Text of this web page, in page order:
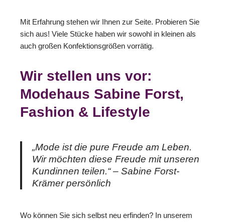
Mit Erfahrung stehen wir Ihnen zur Seite. Probieren Sie
sich aus! Viele Stücke haben wir sowohl in kleinen als
auch großen Konfektionsgrößen vorrätig.
Wir stellen uns vor:
Modehaus Sabine Forst,
Fashion & Lifestyle
„Mode ist die pure Freude am Leben.
Wir möchten diese Freude mit unseren
Kundinnen teilen.“ – Sabine Forst-
Krämer persönlich
Wo können Sie sich selbst neu erfinden? In unserem